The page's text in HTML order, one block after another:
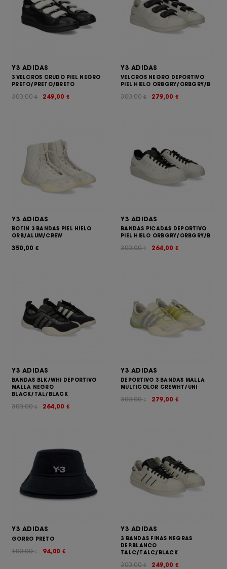
Y3 ADIDAS
3 VELCROS CRUDO PIEL NEGRO
PRETO/PRETO/BRETO
249,00 €
300,00€
Y3 ADIDAS
VELCROS NEGRO DEPORTIVO
PIEL HIELO ORBGRY/ORBGRY/B
279,00 €
300,00€
Y3 ADIDAS
BOTIN 3 BANDAS PIEL HIELO
ORB/ALUM/CREW
350,00 €
Y3 ADIDAS
BANDAS PICADAS DEPORTIVO
PIEL HIELO ORBGRY/ORBGRY/B
264,00 €
300,00€
Y3 ADIDAS
BANDAS BLK/WHI DEPORTIVO
MALLA NEGRO
BLACK/TAL/BLACK
264,00 €
300,00€
Y3 ADIDAS
DEPORTIVO 3 BANDAS MALLA
MULTICOLOR CREWHT/UNI
279,00 €
300,00€
Y3 ADIDAS
GORRO PRETO
94,00 €
100,00€
Y3 ADIDAS
3 BANDAS FINAS NEGRAS
DEP.BLANCO
TALC/TALC/BLACK
249,00 €
300,00€